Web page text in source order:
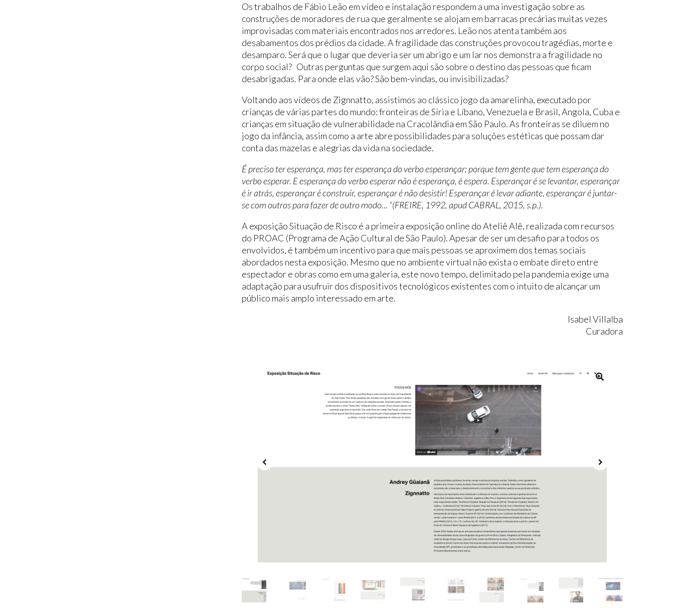
Os trabalhos de Fábio Leão em vídeo e instalação respondem a uma investigação sobre as
construções de moradores de rua que geralmente se alojam em barracas precárias muitas vezes
improvisadas com materiais encontrados nos arredores. Leão nos atenta também aos
desabamentos dos prédios da cidade. A fragilidade das construções provocou tragédias, morte e
desamparo. Será que o lugar que deveria ser um abrigo e um lar nos demonstra a fragilidade no
corpo social? Outras perguntas que surgem aqui são sobre o destino das pessoas que ficam
desabrigadas. Para onde elas vão? São bem-vindas, ou invisibilizadas?
Voltando aos vídeos de Zignnatto, assistimos ao clássico jogo da amarelinha, executado por
crianças de várias partes do mundo: fronteiras de Síria e Líbano, Venezuela e Brasil, Angola, Cuba e
crianças em situação de vulnerabilidade na Cracolândia em São Paulo. As fronteiras se diluem no
jogo da infância, assim como a arte abre possibilidades para soluções estéticas que possam dar
conta das mazelas e alegrias da vida na sociedade.
É preciso ter esperança, mas ter esperança do verbo esperançar; porque tem gente que tem esperança do
verbo esperar. E esperança do verbo esperar não é esperança, é espera. Esperançar é se levantar, esperançar
é ir atrás, esperançar é construir, esperançar é não desistir! Esperançar é levar adiante, esperançar é juntar-
se com outros para fazer de outro modo… “(FREIRE, 1992, apud CABRAL, 2015, s.p.).
A exposição Situação de Risco é a primeira exposição online do Ateliê Alê, realizada com recursos
do PROAC (Programa de Ação Cultural de São Paulo). Apesar de ser um desafio para todos os
envolvidos, é também um incentivo para que mais pessoas se aproximem dos temas sociais
abordados nesta exposição. Mesmo que no ambiente virtual não exista o embate direto entre
espectador e obras como em uma galeria, este novo tempo, delimitado pela pandemia exige uma
adaptação para usufruir dos dispositivos tecnológicos existentes com o intuito de alcançar um
público mais amplo interessado em arte.
Isabel Villalba
Curadora